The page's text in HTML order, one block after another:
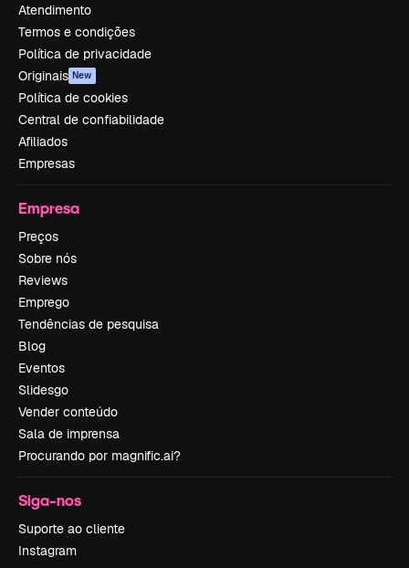
Atendimento
Termos e condições
Política de privacidade
Originais New
Política de cookies
Central de confiabilidade
Afiliados
Empresas
Empresa
Preços
Sobre nós
Reviews
Emprego
Tendências de pesquisa
Blog
Eventos
Slidesgo
Vender conteúdo
Sala de imprensa
Procurando por magnific.ai?
Siga-nos
Suporte ao cliente
Instagram